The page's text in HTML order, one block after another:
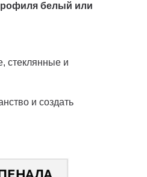
белый или
стеклянные и
и создать